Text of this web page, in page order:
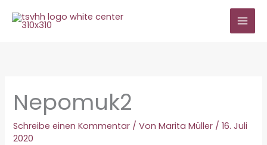
Inhalt
Nepomuk2
Schreibe einen Kommentar / VonMarita Müller /16. Juli
2020